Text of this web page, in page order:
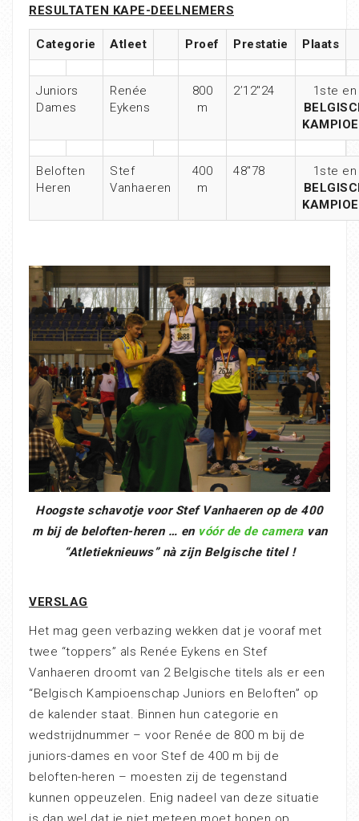
RESULTATEN KAPE-DEELNEMERS
Categorie Atleet Proef Prestatie Plaats
Juniors
Dames
Renée
Eykens
800
m
2’12″24
1ste en
Beloften
Heren
Stef
Vanhaeren
400
m
48″78
1ste en
Hoogste schavotje voor Stef Vanhaeren op de 400
m bij de beloften-heren … en vóór de de cameravan
“Atletieknieuws” nà zijn Belgische titel !
VERSLAG
Het mag geen verbazing wekken dat je vooraf met
twee “toppers” als Renée Eykens en Stef
Vanhaeren droomt van 2 Belgische titels als er een
“Belgisch Kampioenschap Juniors en Beloften” op
de kalender staat. Binnen hun categorie en
wedstrijdnummer – voor Renée de 800 m bij de
juniors-dames en voor Stef de 400 m bij de
beloften-heren – moesten zij de tegenstand
kunnen oppeuzelen. Enig nadeel van deze situatie